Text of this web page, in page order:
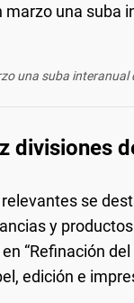
una suba interanual
divisiones
se
y
“Refinación
edición e